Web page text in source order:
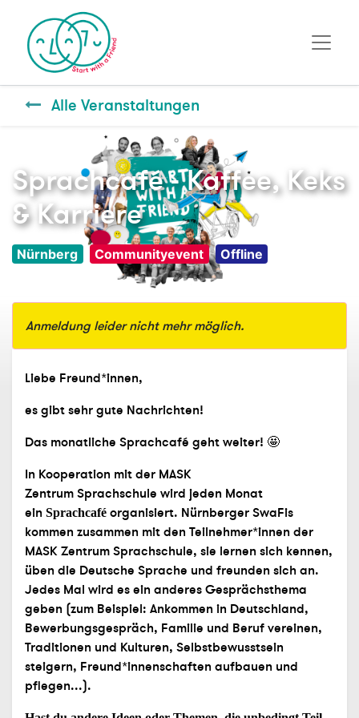
Alle Veranstaltungen
Sprachcafé - Kaffee, Keks
& Karriere
Nürnberg Communityevent Offline
Anmeldung leider nicht mehr möglich.
Liebe Freund*innen,
es gibt sehr gute Nachrichten!
Das monatliche Sprachcafé geht weiter! 🤩
In Kooperation mit der MASK
ZentrumSprachschule wird jeden Monat
ein Sprachcafé organisiert. NürnbergerSwaFis
kommen zusammen mit den Teilnehmer*innen der
MASK Zentrum Sprachschule, sie lernen sich kennen,
üben die Deutsche Sprache und freunden sich an.
Jedes Mal wird es ein anderes Gesprächsthema
geben (zum Beispiel: Ankommen in Deutschland,
Bewerbungsgespräch, Familie und Beruf vereinen,
Traditionen und Kulturen, Selbstbewusstsein
steigern, Freund*innenschaften aufbauen und
pflegen...).